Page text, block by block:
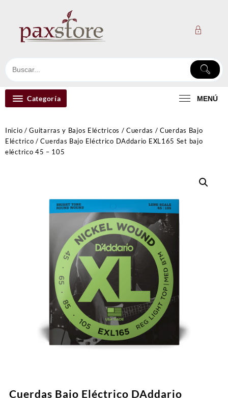
contenido
Categoría MENÚ
Inicio /Guitarras y Bajos Eléctricos /Cuerdas /Cuerdas Bajo
Eléctrico / Cuerdas Bajo Eléctrico DAddario EXL165 Set bajo
eléctrico 45 – 105
Cuerdas Bajo Eléctrico DAddario